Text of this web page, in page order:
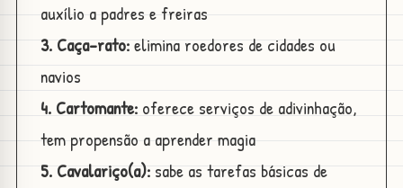
auxílio a padres e freiras
3. Caça-rato:elimina roedores de cidades ou
navios
4. Cartomante:oferece serviços de adivinhação,
tem propensão a aprender magia
5. Cavalariço(a):sabe as tarefas básicas de